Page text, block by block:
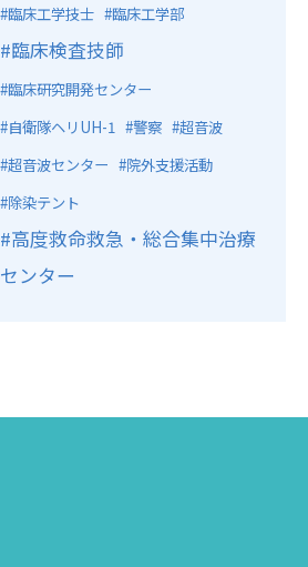
臨床工学技士
臨床工学部
臨床検査技師
臨床研究開発センター
自衛隊ヘリUH-1
警察
超音波
超音波センター
院外支援活動
除染テント
高度救命救急・総合集中治療
センター